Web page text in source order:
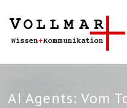
AI Agents: Vom